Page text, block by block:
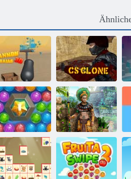
Kanonenbällchen
3d
CS -Klon
Bubble Shooter:
der See
Schätze von
Montezuma 2